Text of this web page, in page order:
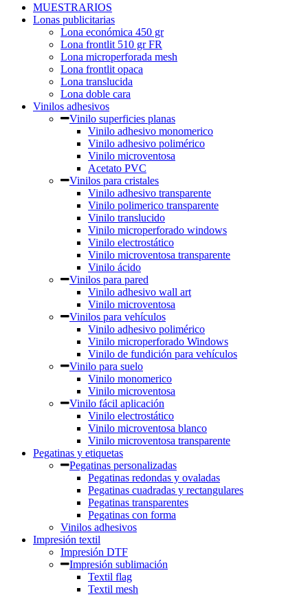
MUESTRARIOS
Lonas publicitarias
Lona económica 450 gr
Lona frontlit 510 gr FR
Lona microperforada mesh
Lona frontlit opaca
Lona translucida
Lona doble cara
Vinilos adhesivos
Vinilo superficies planas
Vinilo adhesivo monomerico
Vinilo adhesivo polimérico
Vinilo microventosa
Acetato PVC
Vinilos para cristales
Vinilo adhesivo transparente
Vinilo polimerico transparente
Vinilo translucido
Vinilo microperforado windows
Vinilo electrostático
Vinilo microventosa transparente
Vinilo ácido
Vinilos para pared
Vinilo adhesivo wall art
Vinilo microventosa
Vinilos para vehículos
Vinilo adhesivo polimérico
Vinilo microperforado Windows
Vinilo de fundición para vehículos
Vinilo para suelo
Vinilo monomerico
Vinilo microventosa
Vinilo fácil aplicación
Vinilo electrostático
Vinilo microventosa blanco
Vinilo microventosa transparente
Pegatinas y etiquetas
Pegatinas personalizadas
Pegatinas redondas y ovaladas
Pegatinas cuadradas y rectangulares
Pegatinas transparentes
Pegatinas con forma
Vinilos adhesivos
Impresión textil
Impresión DTF
Impresión sublimación
Textil flag
Textil mesh